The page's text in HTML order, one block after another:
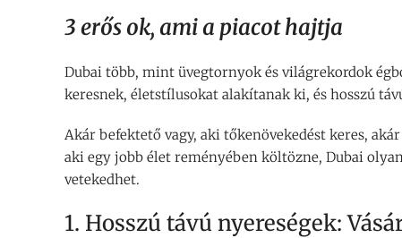
3 erős ok, ami a piacot hajtja
Dubai több, mint üvegtornyok és világrekordok
keresnek, életstílusokat alakítanak ki, és hosszú
Akár befektető vagy, aki tőkenövekedést keres,
aki egy jobb élet reményében költözne, Dubai
vetekedhet.
1. Hosszú távú nyereségek: